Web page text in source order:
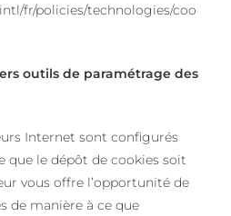
fr/policies/technologies/coo
outils de paramétrage des
Internet sont configurés
que le dépôt de cookies soit
vous offre l’opportunité de
de manière à ce que